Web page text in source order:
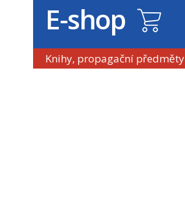
E-shop
Knihy, propagační předměty